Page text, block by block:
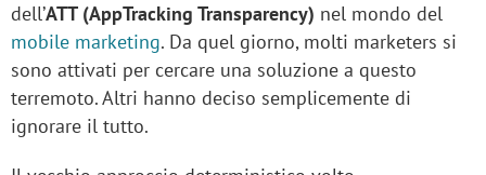
dell’ATT (AppTracking Transparency) nel mondo del
mobile marketing. Da quel giorno, molti marketers si
sono attivati per cercare una soluzione a questo
terremoto. Altri hanno deciso semplicemente di
ignorare il tutto.